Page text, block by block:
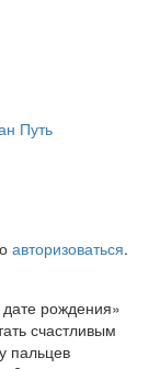
Путь
авторизоваться.
рождения»
счастливым
пальцев